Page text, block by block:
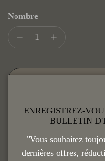
Nombre
ENREGISTREZ-
BULLETIN
"Vous souhaitez
dernières offres,